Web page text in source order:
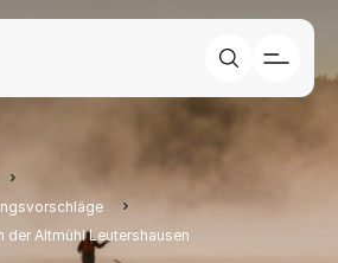
der Altmühl Leutershausen